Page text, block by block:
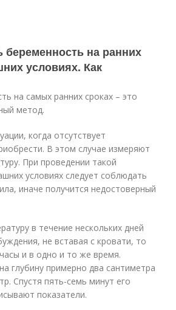
беременность на ранних
условиях. Как
на самых ранних сроках – это
метод.
когда отсутствует
В этом случае измеряют
При проведении такой
условиях следует соблюдать
иначе получится недостоверный
в течение нескольких дней
не вставая с кровати, то
и в одно и то же время.
глубину примерно два сантиметра
Спустя пять-семь минут его
показатели.